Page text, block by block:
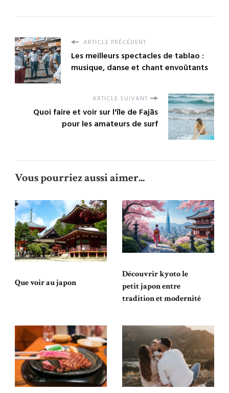
ARTICLE PRÉCÉDENT
Les meilleurs spectacles de tablao :
musique, danse et chant envoûtants
ARTICLE SUIVANT
Quoi faire et voir sur l'île de Fajãs
pour les amateurs de surf
Vous pourriez aussi aimer...
Que voir au japon
Découvrir kyoto le
petit japon entre
tradition et modernité